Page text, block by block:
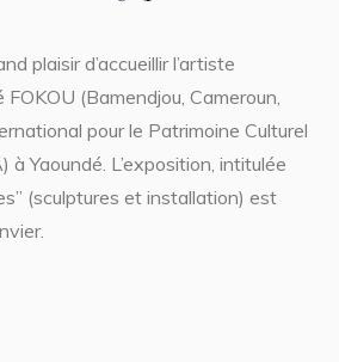
plaisir d’accueillir l’artiste
(Bamendjou, Cameroun,
pour le Patrimoine Culturel
Yaoundé. L’exposition, intitulée
(sculptures et installation) est